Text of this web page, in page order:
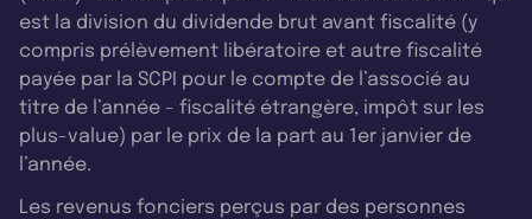
est la division du dividende brut avant fiscalité (y
compris prélèvement libératoire et autre fiscalité
payée par la SCPI pour le compte de l’associé au
titre de l’année - fiscalité étrangère, impôt sur les
plus-value) par le prix de la part au 1er janvier de
l’année.
Les revenus fonciers perçus par des personnes